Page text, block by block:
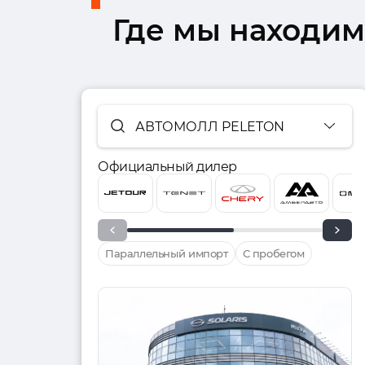
Где мы
АВТОМОЛЛ PELETON
Официальный дилер
Параллельный импорт С пробегом